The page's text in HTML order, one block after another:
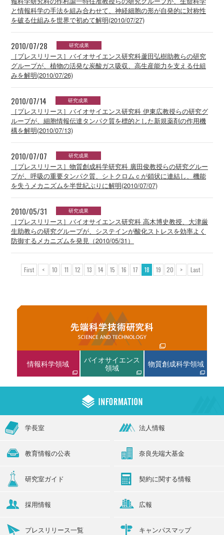
と情報科学の手法を組み合わせて、神経細胞の形が自発的に対称性
を破る仕組みを世界で初めて解明(2010/07/27)
2010/07/28 研究成果
［プレスリリース］バイオサイエンス研究科蘆田弘樹助教らの研究
グループが、植物の活発な炭酸ガス吸収、高生産能力を支える仕組
みを解明(2010/07/26)
2010/07/14 研究成果
［プレスリリース］バイオサイエンス研究科 伊東広教授らの研究グ
ループが、細胞情報伝達タンパク質を標的とした新規薬剤の作用機
構を解明(2010/07/13)
2010/07/07 研究成果
［プレスリリース］物質創成科学研究科 廣田俊教授らの研究グルー
プが、呼吸の重要タンパク質、シトクロムｃが鎖状に連結し、機能
を失うメカニズムを半世紀ぶりに解明(2010/07/07)
2010/05/31 研究成果
［プレスリリース］バイオサイエンス研究科 高木博史教授、大津厳
生助教らの研究グループが、システインが酸化ストレスを効率よく
防御するメカニズムを発見（2010/05/31）
First < 10 11 12 13 14 15 16 17 18 19 20 > Last
情報科学領域
バイオサイエンス
領域
物質創成科学領域
学長室 法人情報
教育情報の公表 奈良先端大基金
研究室ガイド 契約に関する情報
採用情報 広報
プレスリリース一覧 キャンパスマップ